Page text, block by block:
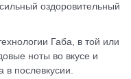
оздоровительный
Габа, в той или
ноты во вкусе и
в послевкусии.